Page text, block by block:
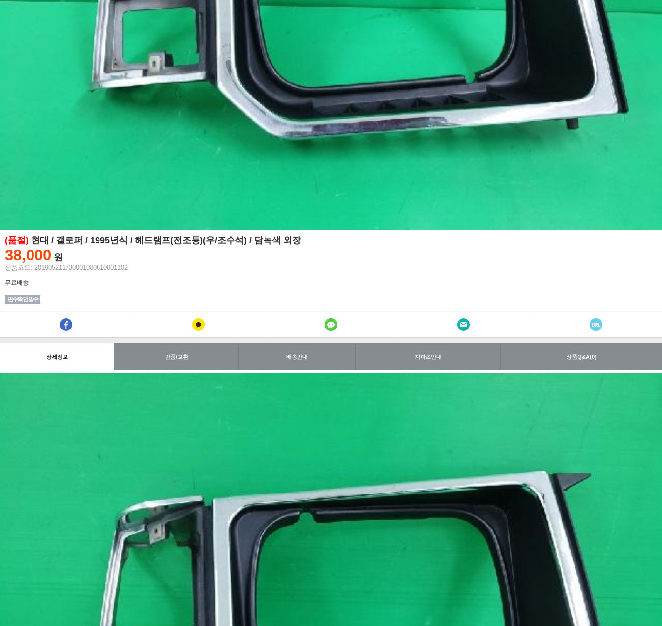
(품절) 현대 / 갤로퍼 / 1995년식 / 헤드램프(전조등)(우/조수석) / 담녹색 외장
38,000 원
상품코드: 201905211730001000610001102
무료배송
핀수확인 필수
상세정보 반품/교환 배송안내 지파츠안내 상품Q&A(0)